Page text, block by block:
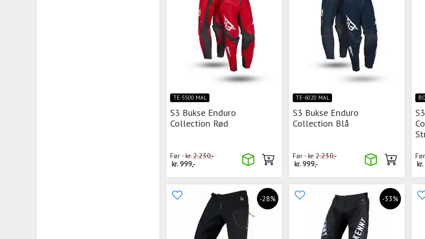
TE-5500 MAL
S3 Bukse Enduro
Collection Rød
Før kr.2.230,-
kr.999,-
TE-6020 MAL
S3 Bukse Enduro
Collection Blå
Før kr.2.230,-
kr.999,-
Før
kr.
-28% -33%